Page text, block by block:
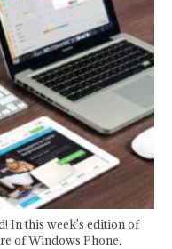
In this week's edition of
of Windows Phone,